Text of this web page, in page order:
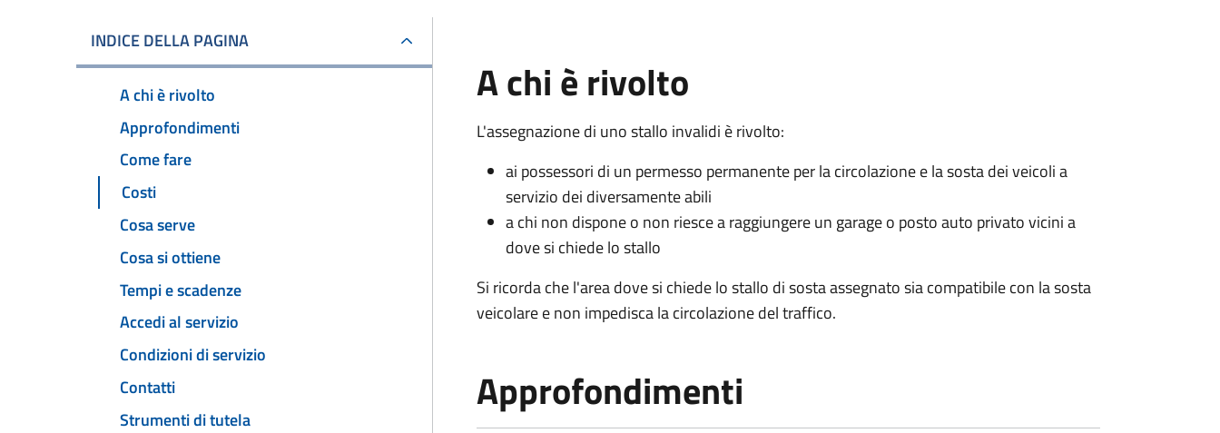
INDICE DELLA PAGINA
A chi è rivolto
Approfondimenti
Come fare
Costi
Cosa serve
Cosa si ottiene
Tempi e scadenze
Accedi al servizio
Condizioni di servizio
Contatti
Strumenti di tutela
A chi è rivolto
L'assegnazione di uno stallo invalidi è rivolto:
ai possessori di un permesso permanente per la circolazione e la sosta dei veicoli a
servizio dei diversamente abili
a chi non dispone o non riesce a raggiungere un garage o posto auto privato vicini a
dove si chiede lo stallo
Si ricorda che l'area dove si chiede lo stallo di sosta assegnato sia compatibile con la sosta
veicolare e non impedisca la circolazione del traffico.
Approfondimenti